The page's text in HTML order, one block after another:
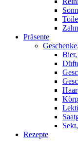
Präsente
Rezepte